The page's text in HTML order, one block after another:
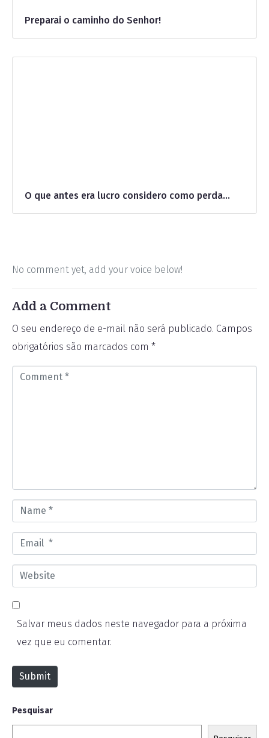
Preparai o caminho do Senhor!
O que antes era lucro considero como perda…
No comment yet, add your voice below!
Add a Comment
O seu endereço de e-mail não será publicado. Campos
obrigatórios são marcados com *
*
a
e
m
l
e
b
t
Salvar meus dados neste navegador para a próxima
vez que eu comentar.
Submit
Pesquisar